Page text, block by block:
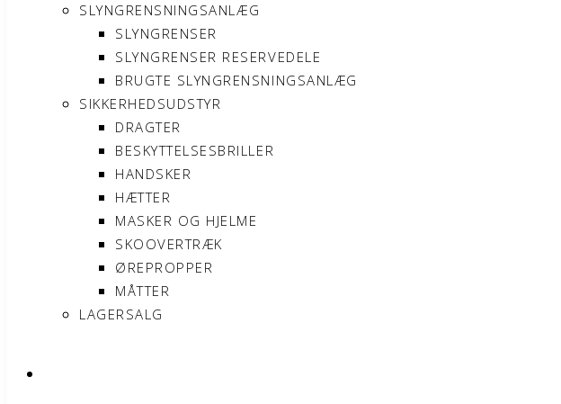
SLYNGRENSNINGSANLÆG
SLYNGRENSER
SLYNGRENSER RESERVEDELE
BRUGTE SLYNGRENSNINGSANLÆG
SIKKERHEDSUDSTYR
DRAGTER
BESKYTTELSESBRILLER
HANDSKER
HÆTTER
MASKER OG HJELME
SKOOVERTRÆK
ØREPROPPER
MÅTTER
LAGERSALG